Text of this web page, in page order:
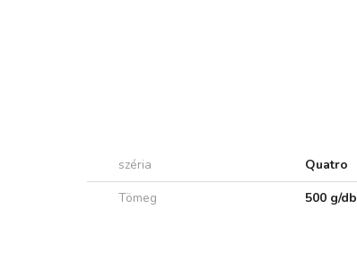
széria Quatro
Tömeg
500 g/db